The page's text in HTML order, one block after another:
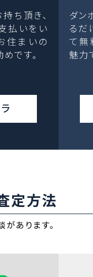
ち頂き、
払いをい
住まいの
です。
ダン
るだ
て無
魅力
定方法
あります。